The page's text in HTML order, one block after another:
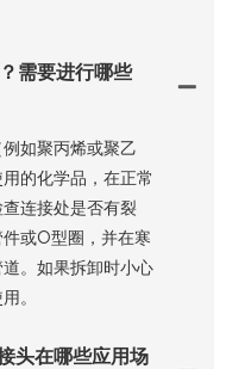
需要进行哪些
如聚丙烯或聚乙
的化学品，在正常
连接处是否有裂
或O型圈，并在寒
。如果拆卸时小心
。
头在哪些应用场